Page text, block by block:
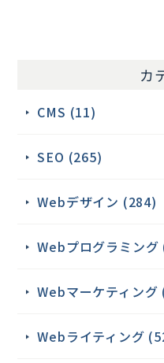
カ
CMS (11)
SEO (265)
Webデザイン (284)
Webプログラミング
Webマーケティング
Webライティング